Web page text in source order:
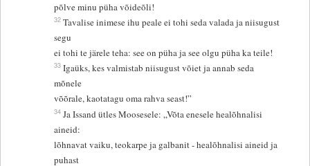
põlve minu püha võideõli!
32 Tavalise inimese ihu peale ei tohi seda valada ja niisugust
segu
ei tohi te järele teha: see on püha ja see olgu püha ka teile!
33 Igaüks, kes valmistab niisugust võiet ja annab seda
mõnele
võõrale, kaotatagu oma rahva seast!”
34 Ja Issand ütles Moosesele: „Võta enesele healõhnalisi
aineid:
lõhnavat vaiku, teokarpe ja galbanit - healõhnalisi aineid ja
puhast